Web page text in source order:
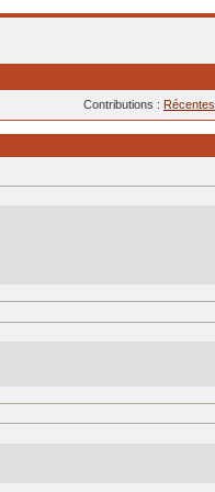
Contributions : Récentes